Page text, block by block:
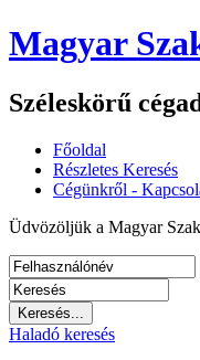
Magyar
Széleskörű
Főoldal
Részletes Keresés
Cégünkről -
Üdvözöljük a Magyar
Haladó keresés